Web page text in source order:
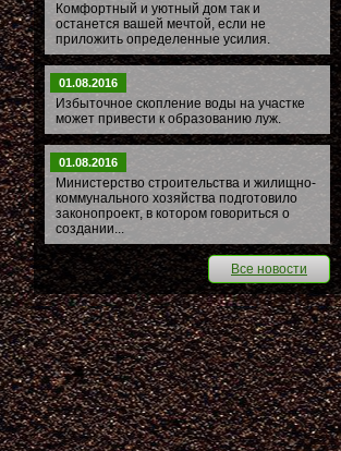
Комфортный и уютный дом так и
останется вашей мечтой, если не
приложить определенные усилия.
01.08.2016
Избыточное скопление воды на участке
может привести к образованию луж.
01.08.2016
Министерство строительства и жилищно-
коммунального хозяйства подготовило
законопроект, в котором говориться о
создании...
Все новости